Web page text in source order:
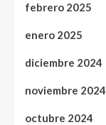
febrero 2025
enero 2025
diciembre 2024
noviembre 2024
octubre 2024